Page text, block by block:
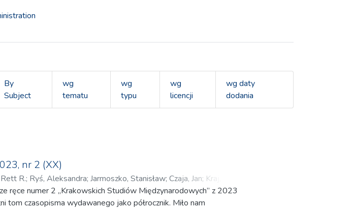
By
Subject
wg
tematu
wg
typu
wg
licencji
wg daty
dodania
nr 2 (XX)
R.; Ryś, Aleksandra; Jarmoszko, Stanisław; Czaja, Jan; Kraj,
ręce numer 2 „Krakowskich Studiów Międzynarodowych” z 2023
czasopisma wydawanego jako półrocznik. Miło nam